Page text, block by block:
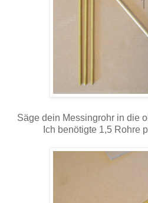
Säge dein Messingrohr in die
Ich benötigte 1,5 Rohre